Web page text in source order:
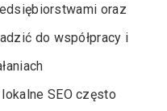
oraz
do współpracy i
SEO często